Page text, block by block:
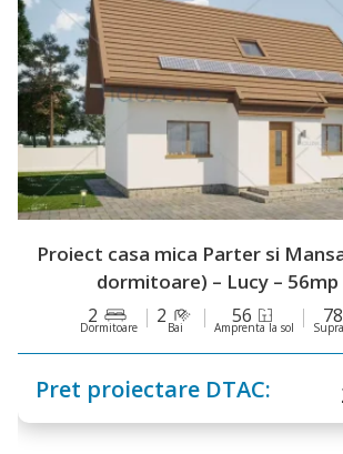
(2
2.150 EUR
Proiect casa
2
Dormitoare
1
Pret